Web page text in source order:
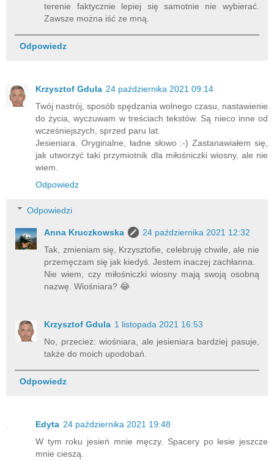
terenie faktycznie lepiej się samotnie nie wybierać.
Zawsze można iść ze mną.
Odpowiedz
Krzysztof Gdula 24 października 2021 09:14
Twój nastrój, sposób spędzania wolnego czasu, nastawienie
do życia, wyczuwam w treściach tekstów. Są nieco inne od
wcześniejszych, sprzed paru lat.
Jesieniara. Oryginalne, ładne słowo :-) Zastanawiałem się,
jak utworzyć taki przymiotnik dla miłośniczki wiosny, ale nie
wiem.
Odpowiedz
Odpowiedzi
Anna Kruczkowska
24 października 2021 12:32
Tak, zmieniam się, Krzysztofie, celebruję chwile, ale nie
przemęczam się jak kiedyś. Jestem inaczej zachłanna.
Nie wiem, czy miłośniczki wiosny mają swoją osobną
nazwę. Wiośniara? 😂
Krzysztof Gdula 1 listopada 2021 16:53
No, przecież: wiośniara, ale jesieniara bardziej pasuje,
także do moich upodobań.
Odpowiedz
Edyta 24 października 2021 19:48
W tym roku jesień mnie męczy. Spacery po lesie jeszcze
mnie cieszą.